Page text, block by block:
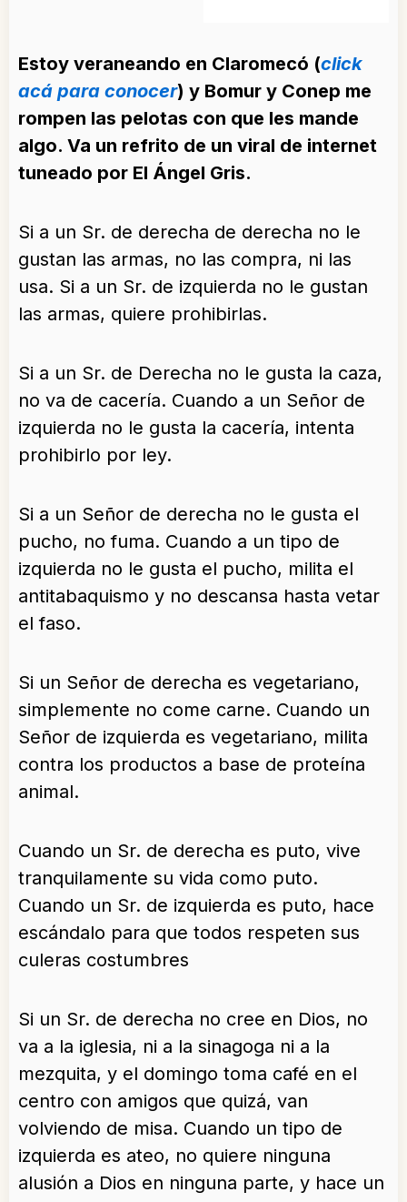
Estoy veraneando en Claromecó (click
acá para conocer) y Bomur y Conep me
rompen las pelotas con que les mande
algo. Va un refrito de un viral de internet
tuneado por El Ángel Gris.
Si a un Sr. de derecha de derecha no le
gustan las armas, no las compra, ni las
usa. Si a un Sr. de izquierda no le gustan
las armas, quiere prohibirlas.
Si a un Sr. de Derecha no le gusta la caza,
no va de cacería. Cuando a un Señor de
izquierda no le gusta la cacería, intenta
prohibirlo por ley.
Si a un Señor de derecha no le gusta el
pucho, no fuma. Cuando a un tipo de
izquierda no le gusta el pucho, milita el
antitabaquismo y no descansa hasta vetar
el faso.
Si un Señor de derecha es vegetariano,
simplemente no come carne. Cuando un
Señor de izquierda es vegetariano, milita
contra los productos a base de proteína
animal.
Cuando un Sr. de derecha es puto, vive
tranquilamente su vida como puto.
Cuando un Sr. de izquierda es puto, hace
escándalo para que todos respeten sus
culeras costumbres
Si un Sr. de derecha no cree en Dios, no
va a la iglesia, ni a la sinagoga ni a la
mezquita, y el domingo toma café en el
centro con amigos que quizá, van
volviendo de misa. Cuando un tipo de
izquierda es ateo, no quiere ninguna
alusión a Dios en ninguna parte, y hace un